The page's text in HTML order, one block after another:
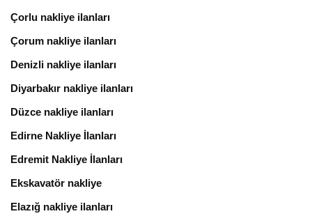
Çorlu nakliye ilanları
Çorum nakliye ilanları
Denizli nakliye ilanları
Diyarbakır nakliye ilanları
Düzce nakliye ilanları
Edirne Nakliye İlanları
Edremit Nakliye İlanları
Ekskavatör nakliye
Elazığ nakliye ilanları